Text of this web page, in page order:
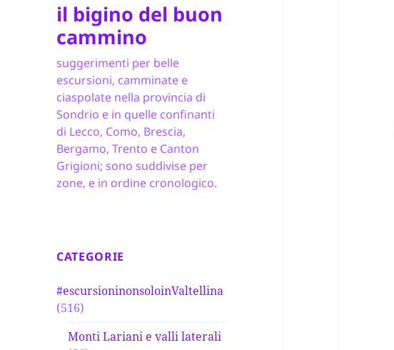
il bigino del buon
cammino
suggerimenti per belle
escursioni, camminate e
ciaspolate nella provincia di
Sondrio e in quelle confinanti
di Lecco, Como, Brescia,
Bergamo, Trento e Canton
Grigioni; sono suddivise per
zone, e in ordine cronologico.
CATEGORIE
#escursioninonsoloinValtellina
(516)
Monti Lariani e valli laterali